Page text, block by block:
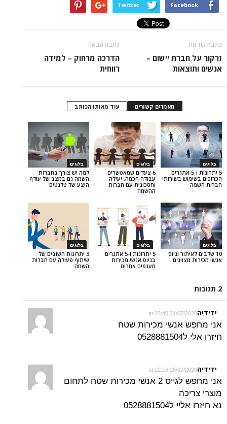
Twitter
יישום –
הדרכה מרחוק – למידה
עוד מאותו הכותב
בלוגים
למה יש צורך בחברות
השמה גם במצב של עודף
היצע של טלנטים
בלוגים
6 צעדים שמאפשרים
עבודה חכמה, יעילה
וחסכונית עם חברות
ו-5 אתגרים
בשירותי
בלוגים
3 יתרונות חשובים של
שיתוף פעולה עם חברות
השמה
בלוגים
5 יתרונות ו-5 אתגרים
בגיוס אנשי מכירות
וגיוס
21/07/2020
מכירות שטח
25/07/2020
אני מחפש לגייס 2 אנשי מכירות שטח לתחום